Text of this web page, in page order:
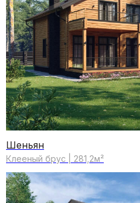
Шеньян
Клееный брус | 281,2м²
Все проекты